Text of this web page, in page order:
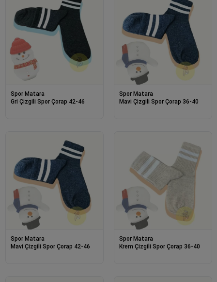
Spor Matara
Gri Çizgili Spor Çorap 42-46
Spor Matara
Mavi Çizgili Spor Çorap 36-40
Spor Matara
Mavi Çizgili Spor Çorap 42-46
Spor Matara
Krem Çizgili Spor Çorap 36-40